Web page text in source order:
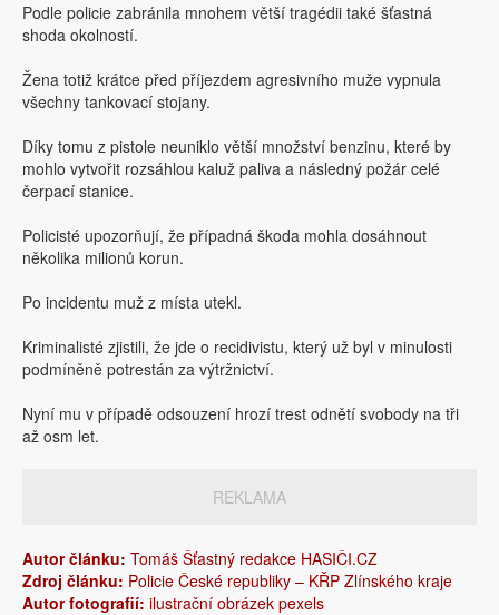
Podle policie zabránila mnohem větší tragédii také šťastná
shoda okolností.
Žena totiž krátce před příjezdem agresivního muže vypnula
všechny tankovací stojany.
Díky tomu z pistole neuniklo větší množství benzinu, které by
mohlo vytvořit rozsáhlou kaluž paliva a následný požár celé
čerpací stanice.
Policisté upozorňují, že případná škoda mohla dosáhnout
několika milionů korun.
Po incidentu muž z místa utekl.
Kriminalisté zjistili, že jde o recidivistu, který už byl v minulosti
podmíněně potrestán za výtržnictví.
Nyní mu v případě odsouzení hrozí trest odnětí svobody na tři
až osm let.
REKLAMA
Autor článku: Tomáš Šťastný redakce HASIČI.CZ
Zdroj článku: Policie České republiky – KŘP Zlínského kraje
Autor fotografií: ilustrační obrázek pexels